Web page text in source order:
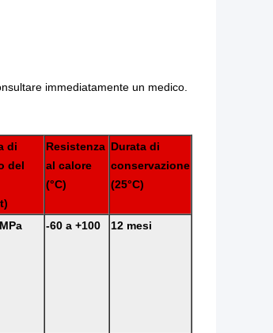
immediatamente un medico.
di
del
Resistenza
al calore
(°C)
Durata di
conservazione
(25°C)
-60 a +100 12 mesi